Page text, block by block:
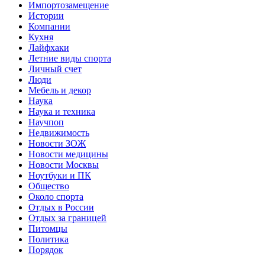
Импортозамещение
Истории
Компании
Кухня
Лайфхаки
Летние виды спорта
Личный счет
Люди
Мебель и декор
Наука
Наука и техника
Научпоп
Недвижимость
Новости ЗОЖ
Новости медицины
Новости Москвы
Ноутбуки и ПК
Общество
Около спорта
Отдых в России
Отдых за границей
Питомцы
Политика
Порядок